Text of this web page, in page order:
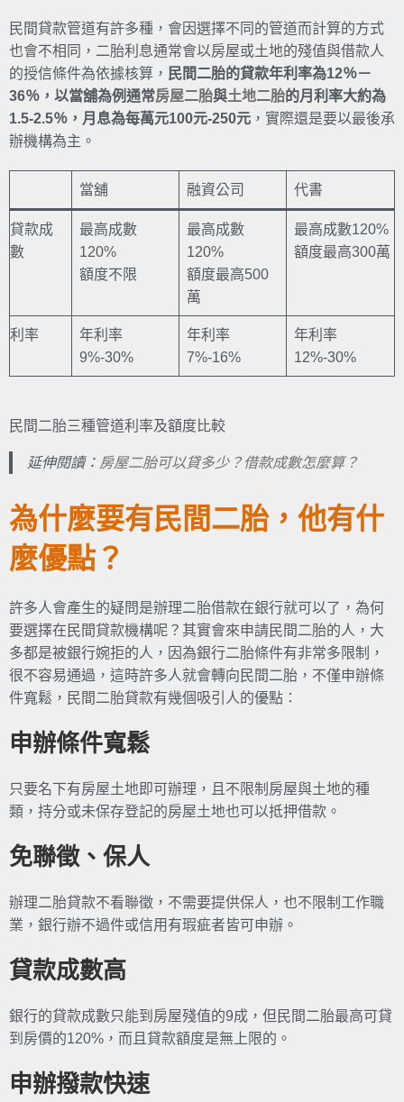
民間貸款管道有許多種，會因選擇不同的管道而計算的方式
也會不相同，二胎利息通常會以房屋或土地的殘值與借款人
的授信條件為依據核算， 民間二胎的貸款年利率為12％－
36％，以當舖為例通常房屋二胎與土地二胎的月利率大約為
1.5-2.5％，月息為每萬元100元-250元 ，實際還是要以最後承
辦機構為主。
當舖 融資公司 代書
貸款成
數
最高成數
120%
額度不限
最高成數
120%
額度最高500
萬
最高成數120%
額度最高300萬
利率
年利率
9%-30%
年利率
7%-16%
年利率
12%-30%
民間二胎三種管道利率及額度比較
延伸閱讀： 房屋二胎可以貸多少？借款成數怎麼算？
為什麼要有民間二胎，他有什
麼優點？
許多人會產生的疑問是辦理二胎借款在銀行就可以了，為何
要選擇在民間貸款機構呢？其實會來申請民間二胎的人，大
多都是被銀行婉拒的人，因為銀行二胎條件有非常多限制，
很不容易通過，這時許多人就會轉向民間二胎，不僅申辦條
件寬鬆，民間二胎貸款有幾個吸引人的優點：
申辦條件寬鬆
只要名下有房屋土地即可辦理，且不限制房屋與土地的種
類，持分或未保存登記的房屋土地也可以抵押借款。
免聯徵、保人
辦理二胎貸款不看聯徵，不需要提供保人，也不限制工作職
業，銀行辦不過件或信用有瑕疵者皆可申辦。
貸款成數高
銀行的貸款成數只能到房屋殘值的9成，但民間二胎最高可貸
到房價的120%，而且貸款額度是無上限的。
申辦撥款快速